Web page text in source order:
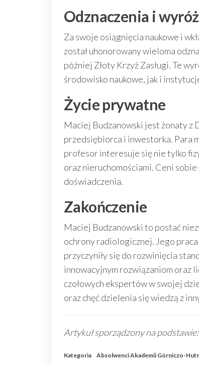
Odznaczenia i
Za swoje osiągnięcia naukowe i
został uhonorowany wieloma
później Złoty Krzyż Zasługi. Te
środowisko naukowe, jak i
Życie prywatne
Maciej Budzanowski jest żonaty z
przedsiębiorca i inwestorka. Para
profesor interesuje się nie tylko
oraz nieruchomościami. Ceni
doświadczenia.
Zakończenie
Maciej Budzanowski to postać
ochrony radiologicznej. Jego
przyczyniły się do rozwinięcia
innowacyjnym rozwiązaniom oraz
czołowych ekspertów w swojej
oraz chęć dzielenia się wiedzą z
Artykuł sporządzony na podstawie:
Kategoria Absolwenci Akademii Górniczo-